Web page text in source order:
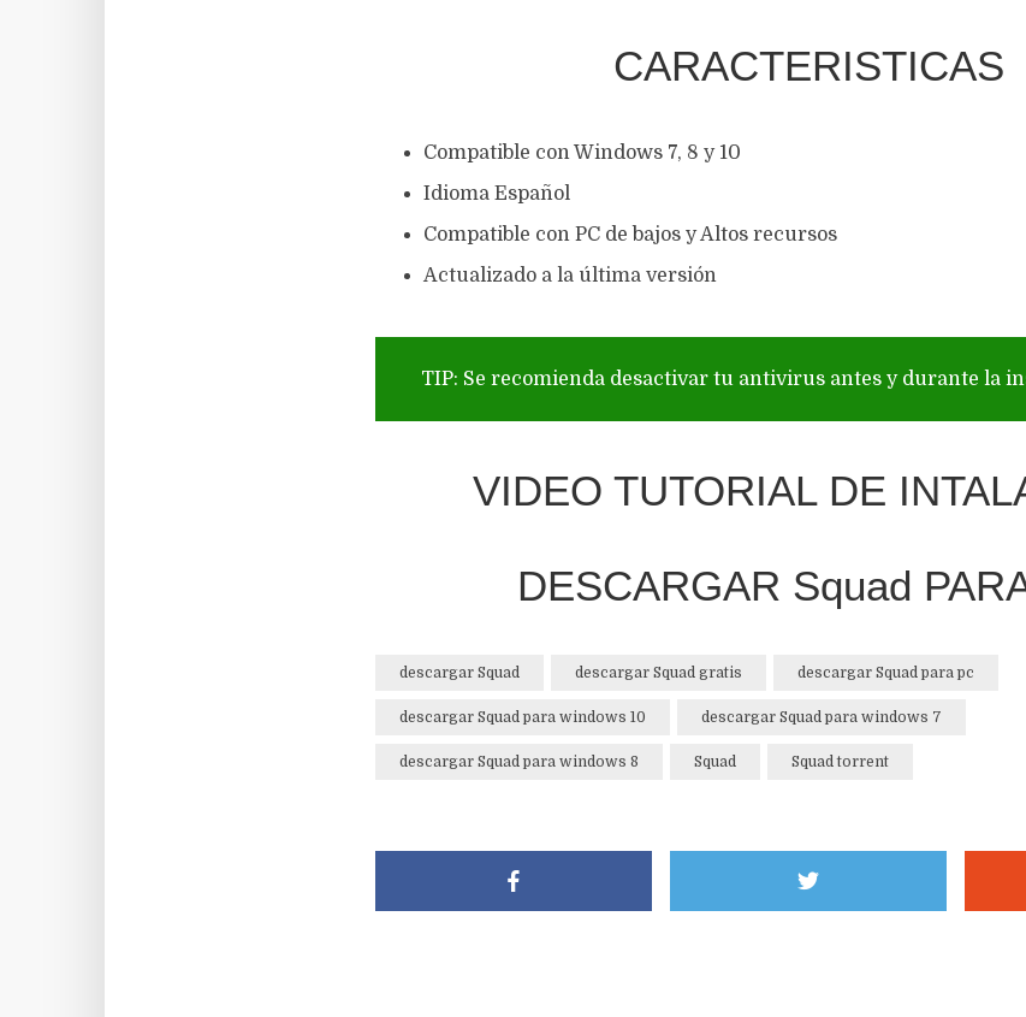
CARACTERISTICAS
Compatible con Windows 7, 8 y 10
Idioma Español
Compatible con PC de bajos y Altos recursos
Actualizado a la última versión
TIP: Se recomienda desactivar tu antivirus antes y durante la
VIDEO TUTORIAL DE
DESCARGAR Squad
descargar Squad descargar Squad gratis descargar Squad para pc
descargar Squad para windows 10 descargar Squad para windows 7
descargar Squad para windows 8 Squad Squad torrent